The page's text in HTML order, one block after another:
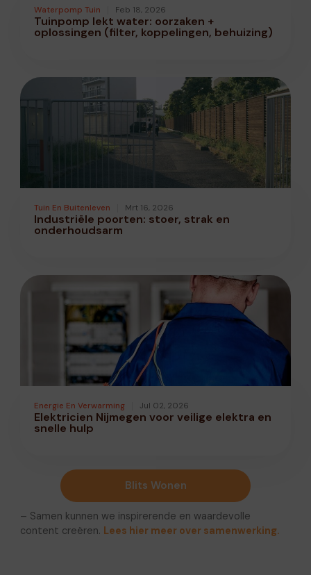
Waterpomp Tuin Feb 18, 2026
Tuinpomp lekt water: oorzaken +
oplossingen (filter, koppelingen, behuizing)
Tuin En Buitenleven Mrt 16, 2026
Industriële poorten: stoer, strak en
onderhoudsarm
Energie En Verwarming Jul 02, 2026
Elektricien Nijmegen voor veilige elektra en
snelle hulp
Blits Wonen
– Samen kunnen we inspirerende en waardevolle
content creëren. Lees hier meer over samenwerking.